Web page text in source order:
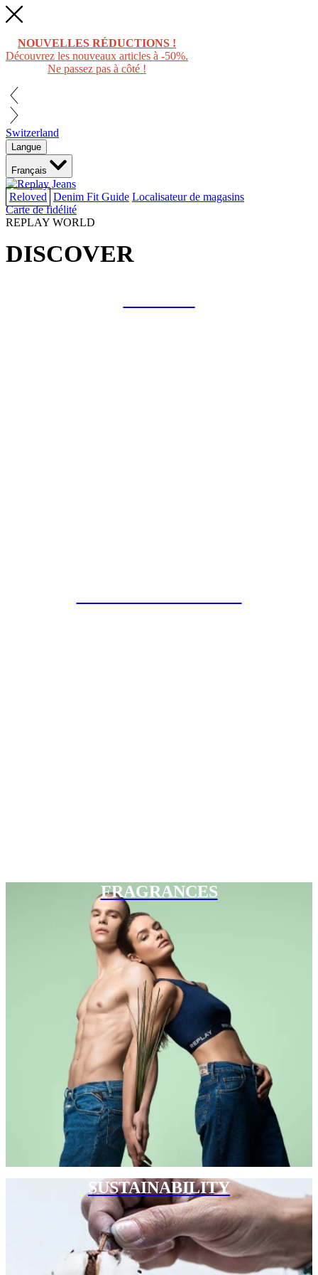
NOUVELLES RÉDUCTIONS !
Découvrez les nouveaux articles à -50%.
Ne passez pas à côté !
Switzerland
Langue
Français
Reloved Denim Fit Guide Localisateur de magasins
Carte de fidélité
REPLAY WORLD
DISCOVER
FRAGRANCES
SUSTAINABILITY